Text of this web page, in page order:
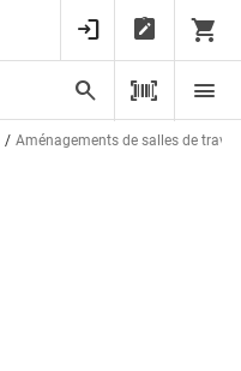
Aménagements de salles de